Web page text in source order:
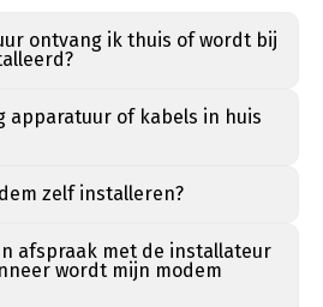
ontvang ik thuis of wordt bij
apparatuur of kabels in huis
zelf installeren?
afspraak met de installateur
wordt mijn modem